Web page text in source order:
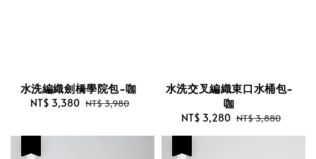
水洗編織劍橋學院包-咖
Sale
NT$ 3,380 Regular
NT$ 3,980
水洗交叉編織束口水桶包-
咖
Sale
price
NT$ 3,280 Regular
price
NT$ 3,880